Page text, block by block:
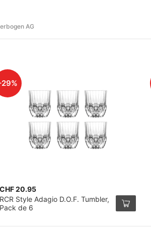
AG
CHF 20.95
RCR Style Adagio D.O.F. Tumbler,
Pack de 6